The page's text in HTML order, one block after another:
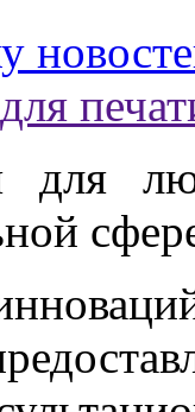
для